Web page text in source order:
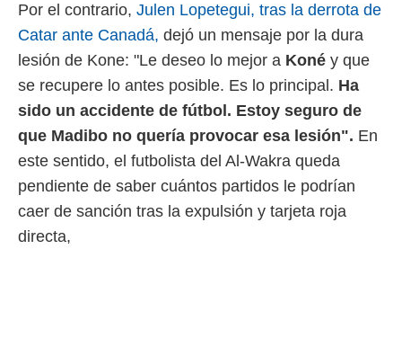
1199
Por el contrario, Julen Lopetegui, tras la derrota de
Catar ante Canadá, dejó un mensaje por la dura
lesión de Kone: "Le deseo lo mejor a Koné y que
se recupere lo antes posible. Es lo principal. Ha
sido un accidente de fútbol. Estoy seguro de
que Madibo no quería provocar esa lesión". En
este sentido, el futbolista del Al-Wakra queda
pendiente de saber cuántos partidos le podrían
caer de sanción tras la expulsión y tarjeta roja
directa,